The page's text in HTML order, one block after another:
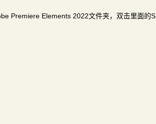
Premiere Elements 2022文件夹，双击里面的S